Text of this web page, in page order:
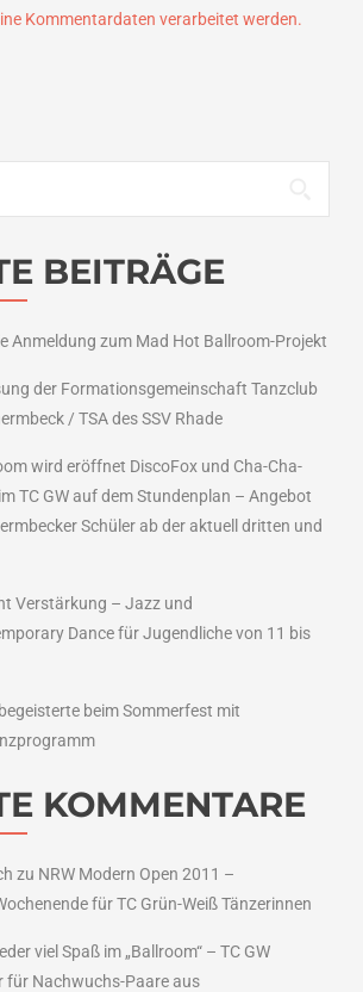
Kommentardaten verarbeitet werden.
BEITRÄGE
Anmeldung zum Mad Hot Ballroom-Projekt
der Formationsgemeinschaft Tanzclub
/ TSA des SSV Rhade
wird eröffnet DiscoFox und Cha-Cha-
TC GW auf dem Stundenplan – Angebot
Schüler ab der aktuell dritten und
Verstärkung – Jazz und
Dance für Jugendliche von 11 bis
beim Sommerfest mit
KOMMENTARE
zu NRW Modern Open 2011 –
für TC Grün-Weiß Tänzerinnen
viel Spaß im „Ballroom“ – TC GW
für Nachwuchs-Paare aus